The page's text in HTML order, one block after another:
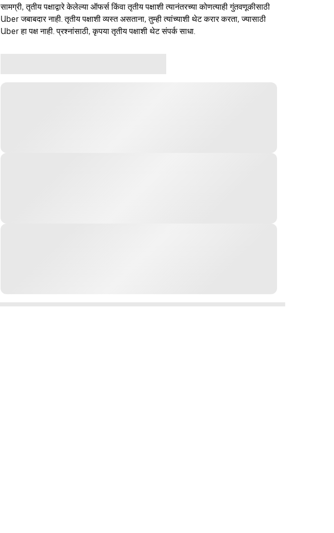
सामग्री, तृतीय पक्षाद्वारे केलेल्या ऑफर्स किंवा तृतीय पक्षाशी त्यानंतरच्या कोणत्याही गुंतवणूकीसाठी
Uber जबाबदार नाही. तृतीय पक्षाशी व्यस्त असताना, तुम्ही त्यांच्याशी थेट करार करता, ज्यासाठी
Uber हा पक्ष नाही. प्रश्नांसाठी, कृपया तृतीय पक्षाशी थेट संपर्क साधा.